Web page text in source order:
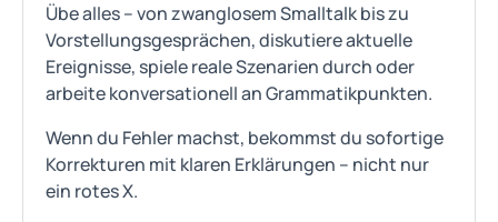
Übe alles – von zwanglosem Smalltalk bis zu
Vorstellungsgesprächen, diskutiere aktuelle
Ereignisse, spiele reale Szenarien durch oder
arbeite konversationell an Grammatikpunkten.
Wenn du Fehler machst, bekommst du sofortige
Korrekturen mit klaren Erklärungen – nicht nur
ein rotes X.